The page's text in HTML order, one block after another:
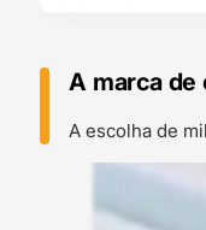
A marca
A escolha de